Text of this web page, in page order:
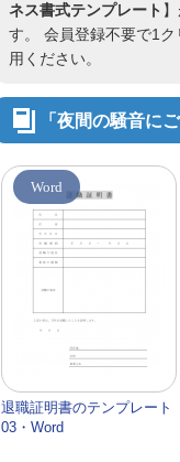
ネス書式テンプレート
す。 会員登録不要で1ク
用ください。
「夜間の騒音に
Word
退職証明書のテンプレート
03・Word